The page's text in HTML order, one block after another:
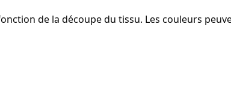
de la découpe du tissu. Les couleurs